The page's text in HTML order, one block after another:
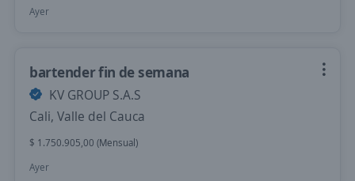
Ayer
bartender fin de semana
KV GROUP S.A.S
Cali, Valle del Cauca
$ 1.750.905,00 (Mensual)
Ayer